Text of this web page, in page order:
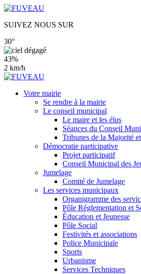
SUIVEZ NOUS SUR
30°
43%
2 km/h
Votre mairie
Se rendre à la mairie
Le conseil municipal
Le maire et les élus
Séances du Conseil
Tribunes de la Majorité
Démocratie participative
Projet participatif
Conseil Municipal des
Jumelage
Comité de Jumelage
Les services municipaux
Organigramme des
Pôle Réglementation et
Éducation et Jeunesse
Pôle Social
Festivités et associations
Police Municipale
Sports
Urbanisme
Services Techniques